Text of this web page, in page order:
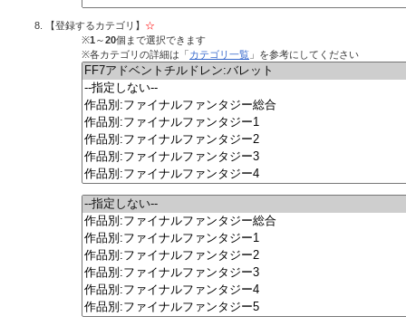
【登録するカテゴリ】 ☆
※1 ～20個まで選択できます
※各カテゴリの詳細は「カテゴリ一覧 」を参考にしてください